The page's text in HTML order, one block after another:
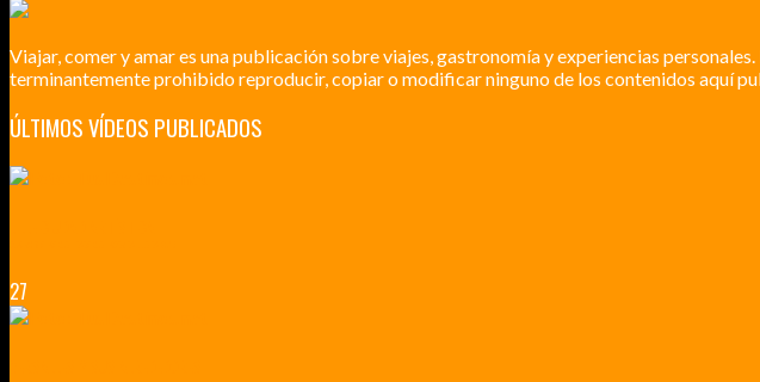
Viajar, comer y amar es una publicación sobre viajes, gastronomía y experiencias
terminantemente prohibido reproducir, copiar o modificar ninguno de los contenidos aquí
ÚLTIMOS VÍDEOS PUBLICADOS
27